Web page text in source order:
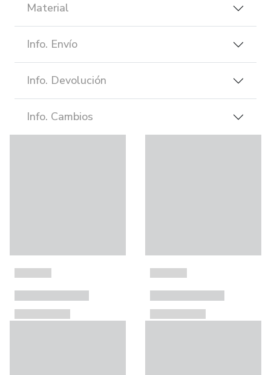
Material
Info. Envío
Info. Devolución
Info. Cambios